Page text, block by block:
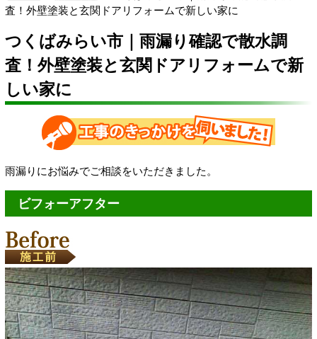
査！外壁塗装と玄関ドアリフォームで新しい家に
つくばみらい市｜雨漏り確認で散水調
査！外壁塗装と玄関ドアリフォームで新
しい家に
雨漏りにお悩みでご相談をいただきました。
ビフォーアフター